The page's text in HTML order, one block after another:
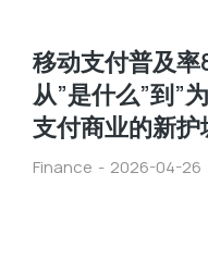
移动支付普及率
从”是什么”到”
支付商业的新护
Finance 2026-04-26